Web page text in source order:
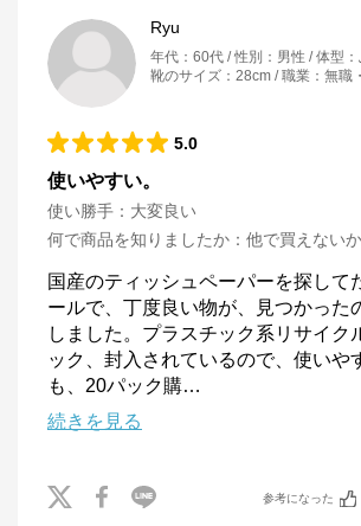
Ryu
年代 ： 60代 性別 ： 男性 体型 ：
靴のサイズ ： 28cm 職業 ： 無職
5.0
使いやすい。
使い勝手 ： 大変良い
何で商品を知りましたか ： 他で買えない
国産のティッシュペーパーを探して
ールで、丁度良い物が、見つかった
しました。プラスチック系リサイク
ック、封入されているので、使いや
も、20パック購…
続きを見る
参考になった